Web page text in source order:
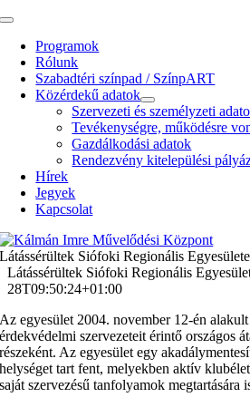
Kihagyás
Toggle
NavigationProgramok
Rólunk
Szabadtéri színpad / SzínpART
Közérdekű adatok
Szervezeti és személyzeti
Tevékenységre, működésre
Gazdálkodási adatok
Rendezvény kitelepülési
Hírek
Jegyek
Kapcsolat
Látássérültek Siófoki Regionális Egyesülete
Látássérültek Siófoki Regionális
28T09:50:24+01:00
Az egyesület 2004. november 12-én alakult
érdekvédelmi szervezeteit érintő országos
részeként. Az egyesület egy
helységet tart fent, melyekben aktív
saját szervezésű tanfolyamok megtartására